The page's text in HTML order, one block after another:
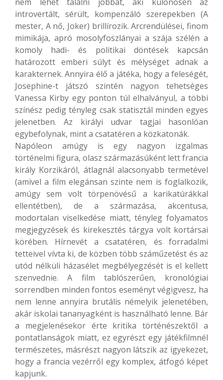
introvertált, sérült, kompenzáló szerepekben (A
mester, A nő, Joker) brillírozik. Arcrendülései, finom
mimikája, apró mosolyfoszlányai a szája szélén a
komoly hadi- és politikai döntések kapcsán
határozott emberi súlyt és mélységet adnak a
karakternek. Annyira élő a játéka, hogy a feleségét,
Josephine-t játszó szintén nagyon tehetséges
Vanessa Kirby egy ponton túl elhalványul, a többi
színész pedig tényleg csak statisztál minden egyes
jelenetben. Az királyi udvar tagjai hasonlóan
egybefolynak, mint a csatatéren a közkatonák.
Napóleon amúgy is egy nagyon izgalmas
történelmi figura, olasz származásúként lett francia
király Korzikáról, átlagnál alacsonyabb termetével
(amivel a film elegánsan szinte nem is foglalkozik,
amúgy sem volt törpenövésű a karikatúrákkal
ellentétben), de a származása, akcentusa,
modortalan viselkedése miatt, tényleg folyamatos
megjegyzések és kirekesztés tárgya volt kortársai
körében. Hírnevét a csatatéren, és forradalmi
tetteivel vívta ki, de közben több száműzetést és az
utód nélküli házasélet megbélyegzését is el kellett
szenvednie. A film tablószerűen, kronológiai
sorrendben minden fontos eseményt végigvesz, ha
nem lenne annyira brutális némelyik jelenetében,
akár iskolai tananyagként is használható lenne. Bár
a megjelenésekor érte kritika történészektől a
pontatlanságok miatt, ez egyrészt egy játékfilmnél
természetes, másrészt nagyon látszik az igyekezet,
hogy a francia vezérről egy komplex, átfogó képet
kapjunk.